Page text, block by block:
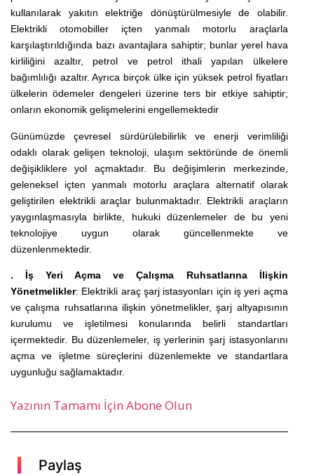
kullanılarak yakıtın elektriğe dönüştürülmesiyle de olabilir.
Elektrikli otomobiller içten yanmalı motorlu araçlarla
karşılaştırıldığında bazı avantajlara sahiptir; bunlar yerel hava
kirliliğini azaltır, petrol ve petrol ithali yapılan ülkelere
bağımlılığı azaltır. Ayrıca birçok ülke için yüksek petrol fiyatları
ülkelerinödemeler dengeleri üzerine ters bir etkiye sahiptir;
onların ekonomik gelişmelerini engellemektedir
Günümüzde çevresel sürdürülebilirlik ve enerji verimliliği
odaklı olarak gelişen teknoloji, ulaşım sektöründe de önemli
değişikliklere yol açmaktadır. Bu değişimlerin merkezinde,
geleneksel içten yanmalı motorlu araçlara alternatif olarak
geliştirilen elektrikli araçlar bulunmaktadır. Elektrikli araçların
yaygınlaşmasıyla birlikte, hukuki düzenlemeler de bu yeni
teknolojiye uygun olarak güncellenmekte ve
düzenlenmektedir.
. İş Yeri Açma ve Çalışma Ruhsatlarına İlişkin
Yönetmelikler: Elektrikli araç şarj istasyonları için iş yeri açma
ve çalışma ruhsatlarına ilişkin yönetmelikler, şarj altyapısının
kurulumu ve işletilmesi konularında belirli standartları
içermektedir. Bu düzenlemeler, iş yerlerinin şarj istasyonlarını
açma ve işletme süreçlerini düzenlemekte ve standartlara
uygunluğu sağlamaktadır.
Yazının Tamamı İçin Abone Olun
Paylaş